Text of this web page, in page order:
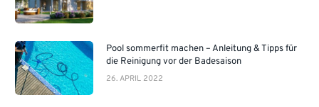
Pool sommerfit machen – Anleitung & Tipps für
die Reinigung vor der Badesaison
26. APRIL 2022